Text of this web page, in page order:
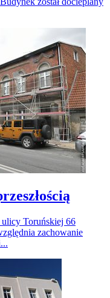
ulicy Toruńskiej 66
zachowanie